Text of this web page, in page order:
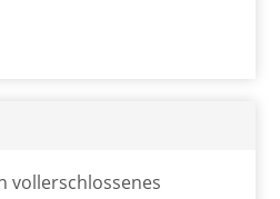
vollerschlossenes